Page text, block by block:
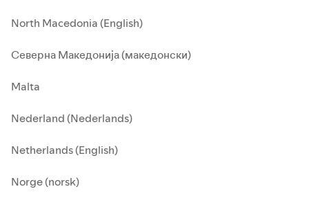
North Macedonia (English)
Северна Македонија (македонски)
Malta
Nederland (Nederlands)
Netherlands (English)
Norge (norsk)